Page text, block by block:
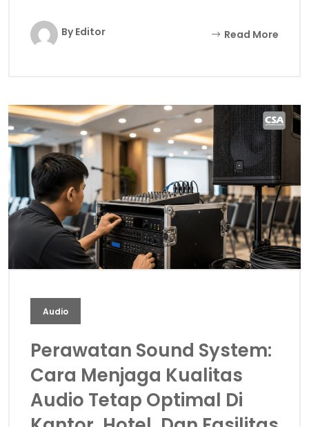
By Editor Read More
Audio
Perawatan Sound System:
Cara Menjaga Kualitas
Audio Tetap Optimal Di